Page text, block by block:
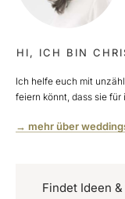
HI, ICH BIN
Ich helfe euch mit
feiern könnt, dass sie für
→ mehr über
Findet Ideen